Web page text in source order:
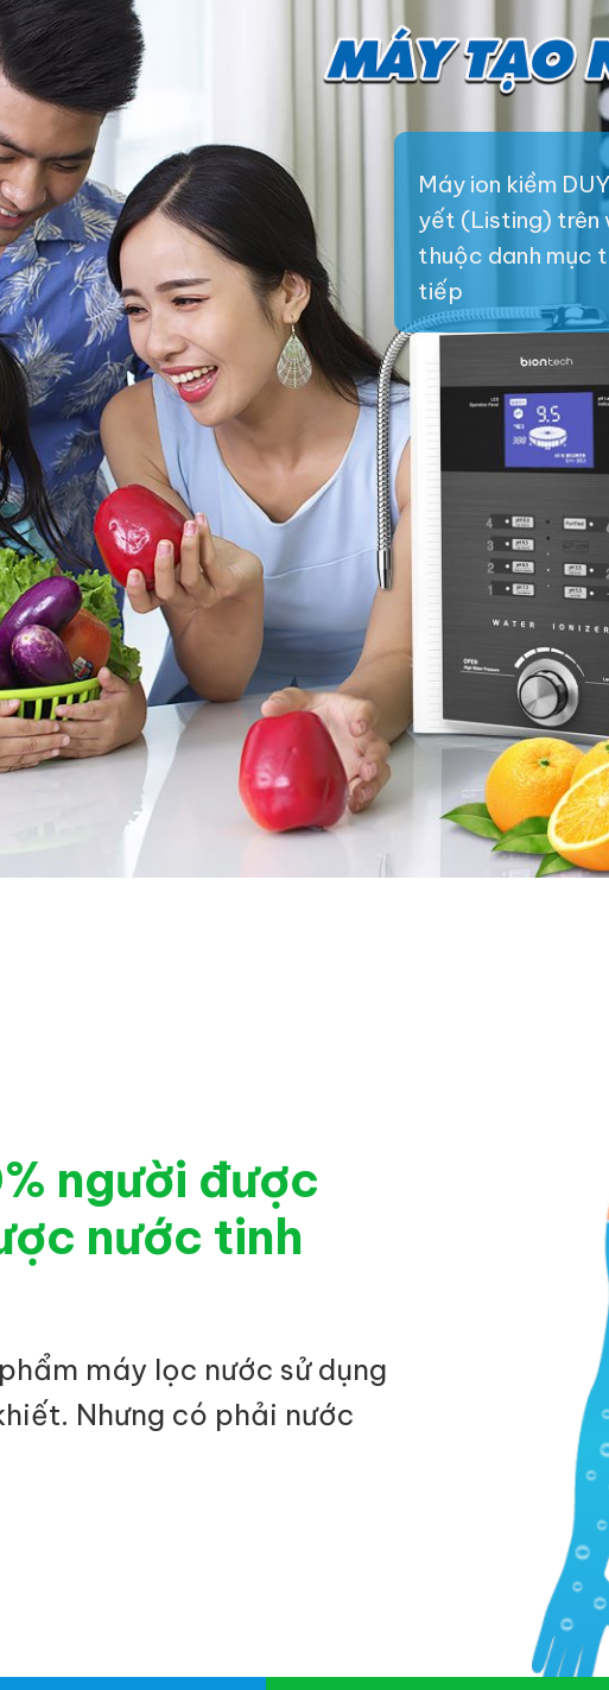
Máy ion kiềm
yết (Listing) trên
thuộc danh mục
tiếp
người được
nước tinh
máy lọc nước sử dụng
Nhưng có phải nước